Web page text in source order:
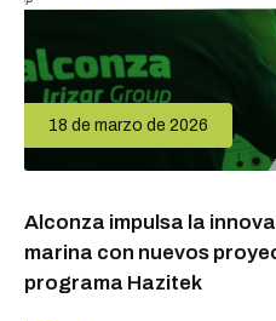
18 de marzo de 2026
Alconza impulsa la
marina con nuevos
programa Hazitek